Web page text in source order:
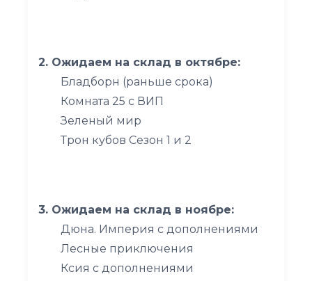
2. Ожидаем на склад в октябре:
Бладборн (раньше срока)
Комната 25 с ВИП
Зеленый мир
Трон кубов Сезон 1 и 2
3. Ожидаем на склад в ноябре:
Дюна. Империя с дополнениями
Лесные приключения
Ксия с дополнениями